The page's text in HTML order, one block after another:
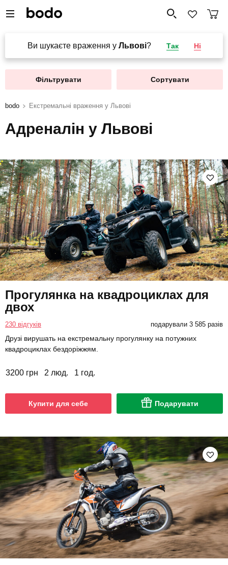
Ви шукаєте враження у Львові? Так Ні
Фільтрувати Сортувати
bodo Екстремальні враження у Львові
Адреналін у Львові
Прогулянка на квадроциклах для
двох
230 відгуків подарували 3 585 разів
Друзі вирушать на екстремальну прогулянку на потужних
квадроциклах бездоріжжям.
3200 грн 2 люд. 1 год.
Купити для себе Подарувати